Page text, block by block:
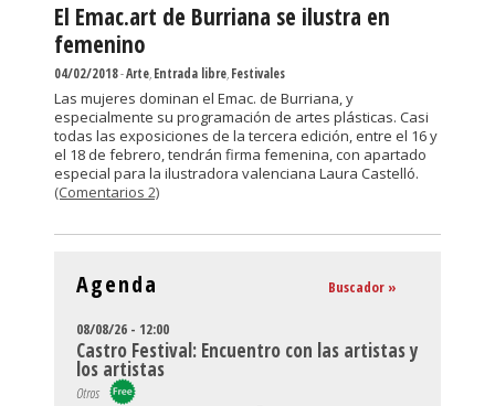
El Emac.art de Burriana se ilustra en
femenino
04/02/2018-Arte,Entrada libre,Festivales
Las mujeres dominan el Emac. de Burriana, y
especialmente su programación de artes plásticas. Casi
todas las exposiciones de la tercera edición, entre el 16 y
el 18 de febrero, tendrán firma femenina, con apartado
especial para la ilustradora valenciana Laura Castelló.
(Comentarios 2)
Agenda Buscador »
08/08/26 - 12:00
Castro Festival: Encuentro con las artistas y
los artistas
Otros